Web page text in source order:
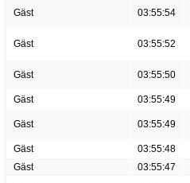
Gäst 03:55:54
Gäst 03:55:52
Gäst 03:55:50
Gäst
03:55:49
Gäst 03:55:49
Gäst
03:55:48
Gäst
03:55:47